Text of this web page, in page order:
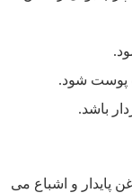
پوست شود.
باشد.
پایدار و اشباع می